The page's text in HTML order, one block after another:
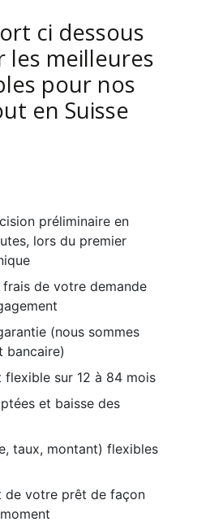
ci dessous
meilleures
pour nos
en Suisse
préliminaire en
lors du premier
frais de votre demande
(nous sommes
bancaire)
flexible sur 12 à 84 mois
et baisse des
taux, montant) flexibles
de votre prêt de façon